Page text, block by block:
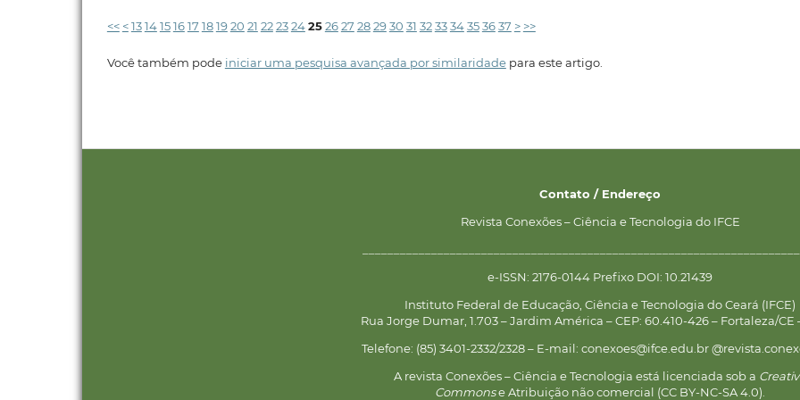
<< <1314151617 181920 21 222324252627 282930 31 323334353637 > >>
Você também pode iniciar uma pesquisa avançada por similaridadepara este artigo.
Contato / Endereço
Revista Conexões – Ciência e Tecnologia do IFCE
e-ISSN: 2176-0144 Prefixo DOI: 10.21439
Instituto Federal de Educação, Ciência e Tecnologia do Ceará (IFCE)
Rua Jorge Dumar, 1.703 – Jardim América – CEP: 60.410-426 – Fortaleza/CE
Telefone: (85) 3401-2332/2328 – E-mail: conexoes@ifce.edu.br
A revista Conexões – Ciência e Tecnologia está licenciada sob a
Commonse Atribuição não comercial (CC BY-NC-SA 4.0).